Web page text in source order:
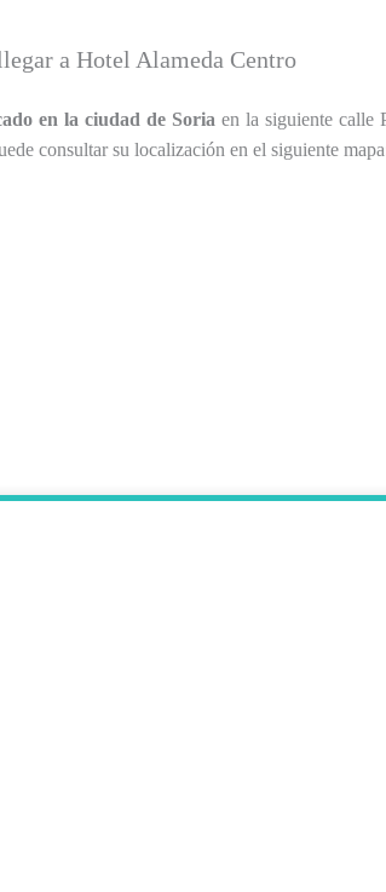
a Hotel Alameda Centro
en la ciudad de Soria en la siguiente calle
consultar su localización en el siguiente